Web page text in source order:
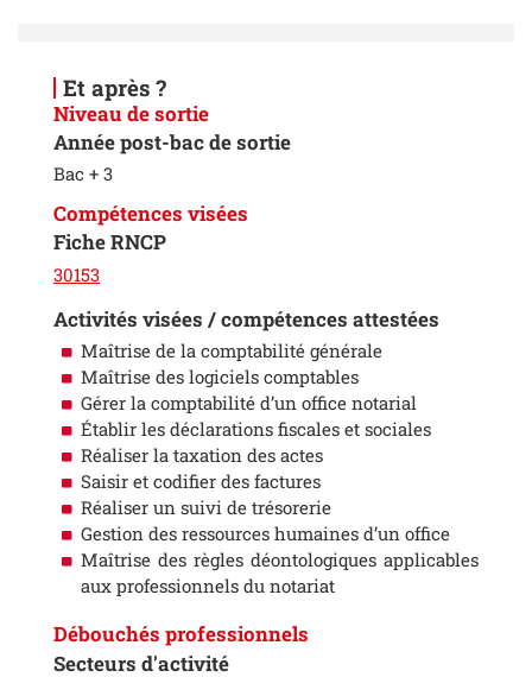
Et après ?
Niveau de sortie
Année post-bac de sortie
Bac + 3
Compétences visées
Fiche RNCP
30153
Activités visées / compétences attestées
Maîtrise de la comptabilité générale
Maîtrise des logiciels comptables
Gérer la comptabilité d’un office notarial
Établir les déclarations fiscales et sociales
Réaliser la taxation des actes
Saisir et codifier des factures
Réaliser un suivi de trésorerie
Gestion des ressources humaines d’un office
Maîtrise des règles déontologiques applicables
aux professionnels du notariat
Débouchés professionnels
Secteurs d'activité